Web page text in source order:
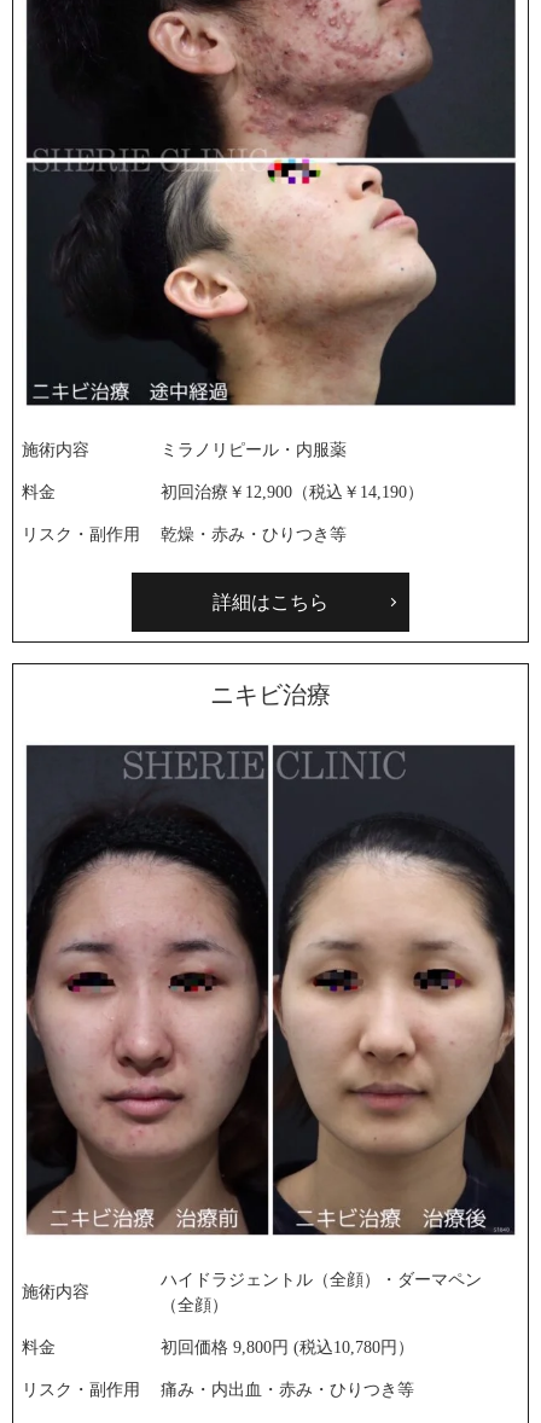
施術内容 ミラノリピール・内服薬
料金 初回治療￥12,900（税込￥14,190）
リスク・副作用 乾燥・赤み・ひりつき等
詳細はこちら
ニキビ治療
施術内容
ハイドラジェントル（全顔）・ダーマペン
（全顔）
料金 初回価格 9,800円 (税込10,780円）
リスク・副作用 痛み・内出血・赤み・ひりつき等